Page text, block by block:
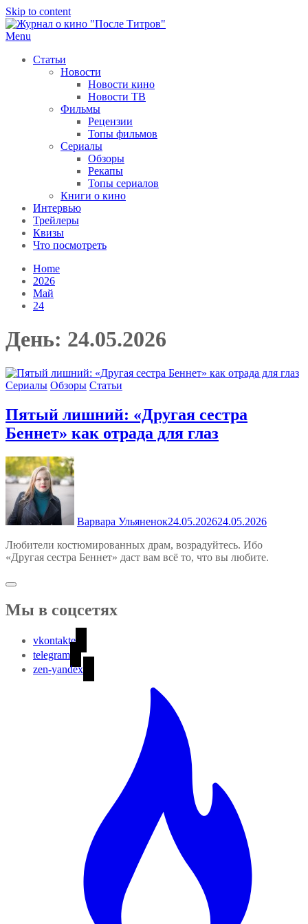
Skip to content
Menu
Статьи
Новости
Новости кино
Новости ТВ
Фильмы
Рецензии
Топы фильмов
Сериалы
Обзоры
Рекапы
Топы сериалов
Книги о кино
Интервью
Трейлеры
Квизы
Что посмотреть
Home
2026
Май
24
День: 24.05.2026
Сериалы Обзоры Статьи
Пятый лишний: «Другая сестра
Беннет» как отрада для глаз
Варвара Ульяненок24.05.202624.05.2026
Любители костюмированных драм, возрадуйтесь. Ибо
«Другая сестра Беннет» даст вам всё то, что вы любите.
Мы в соцсетях
vkontakte
telegram
zen-yandex